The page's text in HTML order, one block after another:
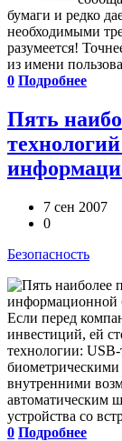
бумаги и редко
необходимыми
разумеется!
из имени
0 Подробнее
Пять
7 сен 2007
0
Безопасность
Если перед
инвестиций, ей
технологии:
внутренними
автоматическим
устройства со
0 Подробнее